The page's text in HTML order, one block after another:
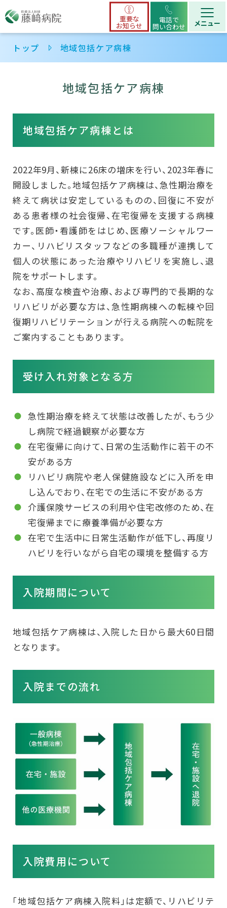
重要な
お知らせ
電話で
問い合わせ
トップ 地域包括ケア病棟
地域包括ケア病棟
地域包括ケア病棟とは
2022年9月、新棟に26床の増床を行い、2023年春に
開設しました。地域包括ケア病棟は、急性期治療を
終えて病状は安定しているものの、回復に不安が
ある患者様の社会復帰、在宅復帰を支援する病棟
です。医師・看護師をはじめ、医療ソーシャルワー
カー、リハビリスタッフなどの多職種が連携して
個人の状態にあった治療やリハビリを実施し、退
院をサポートします。
なお、高度な検査や治療、および専門的で長期的な
リハビリが必要な方は、急性期病棟への転棟や回
復期リハビリテーションが行える病院への転院を
ご案内することもあります。
受け入れ対象となる方
急性期治療を終えて状態は改善したが、もう少
し病院で経過観察が必要な方
在宅復帰に向けて、日常の生活動作に若干の不
安がある方
リハビリ病院や老人保健施設などに入所を申
し込んでおり、在宅での生活に不安がある方
介護保険サービスの利用や住宅改修のため、在
宅復帰までに療養準備が必要な方
在宅で生活中に日常生活動作が低下し、再度リ
ハビリを行いながら自宅の環境を整備する方
入院期間について
地域包括ケア病棟は、入院した日から最大60日間
となります。
入院までの流れ
入院費用について
「地域包括ケア病棟入院料」は定額で、リハビリテ